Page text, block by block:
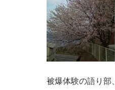
被爆体験の語り部、